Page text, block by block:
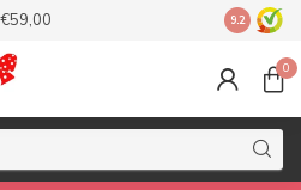
Made by
9.2
0